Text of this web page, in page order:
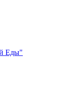
Еды"